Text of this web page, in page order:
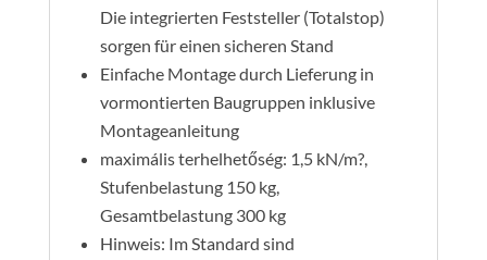
Die integrierten Feststeller (Totalstop)
sorgen für einen sicheren Stand
Einfache Montage durch Lieferung in
vormontierten Baugruppen inklusive
Montageanleitung
maximális terhelhetőség: 1,5 kN/m?,
Stufenbelastung 150 kg,
Gesamtbelastung 300 kg
Hinweis: Im Standard sind